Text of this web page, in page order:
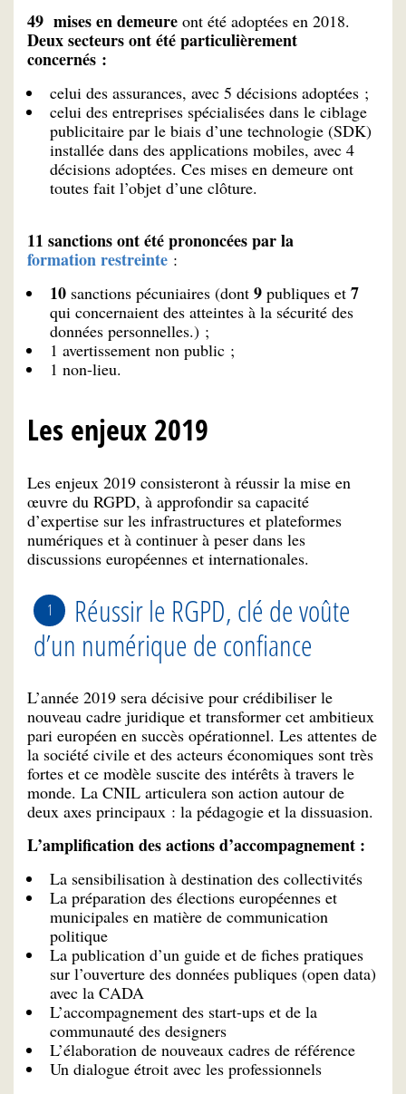
49 mises en demeure ont été adoptées en 2018.
Deux secteurs ont été particulièrement
concernés :
celui des assurances, avec 5 décisions adoptées ;
celui des entreprises spécialisées dans le ciblage
publicitaire par le biais d’une technologie (SDK)
installée dans des applications mobiles, avec 4
décisions adoptées. Ces mises en demeure ont
toutes fait l’objet d’une clôture.
11 sanctions ont été prononcées par la
formation restreinte :
10 sanctions pécuniaires (dont 9 publiques et 7
qui concernaient des atteintes à la sécurité des
données personnelles.) ;
1 avertissement non public ;
1 non-lieu.
Les enjeux 2019
Les enjeux 2019 consisteront à réussir la mise en
œuvre du RGPD, à approfondir sa capacité
d’expertise sur les infrastructures et plateformes
numériques et à continuer à peser dans les
discussions européennes et internationales.
Réussir le RGPD, clé de voûte
d’un numérique de confiance
L’année 2019 sera décisive pour crédibiliser le
nouveau cadre juridique et transformer cet ambitieux
pari européen en succès opérationnel. Les attentes de
la société civile et des acteurs économiques sont très
fortes et ce modèle suscite des intérêts à travers le
monde. La CNIL articulera son action autour de
deux axes principaux : la pédagogie et la dissuasion.
L’amplification des actions d’accompagnement :
La sensibilisation à destination des collectivités
La préparation des élections européennes et
municipales en matière de communication
politique
La publication d’un guide et de fiches pratiques
sur l’ouverture des données publiques (open data)
avec la CADA
L’accompagnement des start-ups et de la
communauté des designers
L’élaboration de nouveaux cadres de référence
Un dialogue étroit avec les professionnels